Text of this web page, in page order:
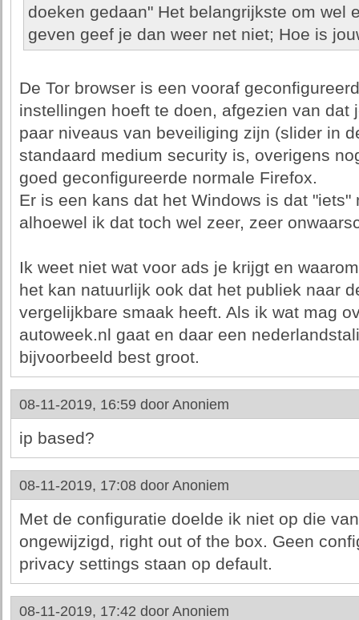
doeken gedaan" Het belangrijkste om wel
geven geef je dan weer net niet; Hoe is
De Tor browser is een vooraf
instellingen hoeft te doen, afgezien van dat
paar niveaus van beveiliging zijn (slider in
standaard medium security is, overigens
goed geconfigureerde normale Firefox.
Er is een kans dat het Windows is dat "iets"
alhoewel ik dat toch wel zeer, zeer
Ik weet niet wat voor ads je krijgt en
het kan natuurlijk ook dat het publiek naar
vergelijkbare smaak heeft. Als ik wat mag
autoweek.nl gaat en daar een
bijvoorbeeld best groot.
08-11-2019, 16:59 door Anoniem
ip based?
08-11-2019, 17:08 door Anoniem
Met de configuratie doelde ik niet op die
ongewijzigd, right out of the box. Geen
privacy settings staan op default.
08-11-2019, 17:42 door Anoniem